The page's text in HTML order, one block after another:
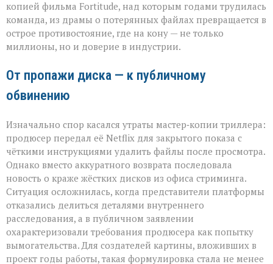
спора
Netflix
и
продюсера»
копией фильма Fortitude, над которым годами трудилась
команда, из драмы о потерянных файлах превращается в
острое противостояние, где на кону — не только
миллионы, но и доверие в индустрии.
От пропажи диска — к публичному
обвинению
Изначально спор касался утраты мастер‑копии триллера:
продюсер передал её Netflix для закрытого показа с
чёткими инструкциями удалить файлы после просмотра.
Однако вместо аккуратного возврата последовала
новость о краже жёстких дисков из офиса стриминга.
Ситуация осложнилась, когда представители платформы
отказались делиться деталями внутреннего
расследования, а в публичном заявлении
охарактеризовали требования продюсера как попытку
вымогательства. Для создателей картины, вложивших в
проект годы работы, такая формулировка стала не менее